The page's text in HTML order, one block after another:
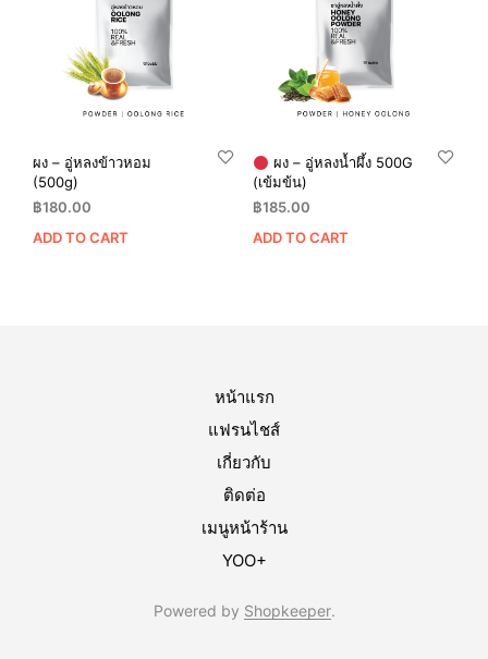
ผง – อู่หลงข้าวหอม
(500g)
฿180.00
ADD TO CART
ผง – อู่หลงน้ำผึ้ง 500G
(เข้มข้น)
฿185.00
ADD TO CART
หน้าแรก
แฟรนไชส์
เกี่ยวกับ
ติดต่อ
เมนูหน้าร้าน
YOO+
Powered by Shopkeeper.